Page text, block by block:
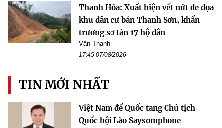
Thanh Hóa: Xuất hiện vết nứt đe dọa
khu dân cư bản Thanh Sơn, khẩn
trương sơ tán 17 hộ dân
Văn Thanh
17:45 07/08/2026
TIN MỚI NHẤT
Việt Nam để Quốc tang Chủ tịch
Quốc hội Lào Saysomphone